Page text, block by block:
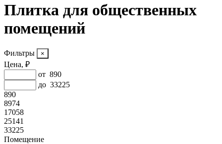
Плитка для общественных
помещений
Фильтры
Цена, ₽
от 890
до 33225
890
8974
17058
25141
33225
Помещение